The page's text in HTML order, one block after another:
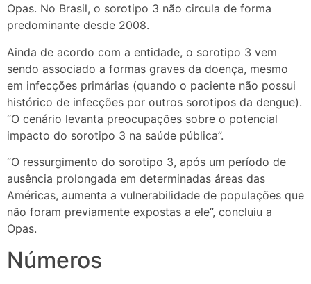
Opas. No Brasil, o sorotipo 3 não circula de forma
predominante desde 2008.
Ainda de acordo com a entidade, o sorotipo 3 vem
sendo associado a formas graves da doença, mesmo
em infecções primárias (quando o paciente não possui
histórico de infecções por outros sorotipos da dengue).
“O cenário levanta preocupações sobre o potencial
impacto do sorotipo 3 na saúde pública”.
“O ressurgimento do sorotipo 3, após um período de
ausência prolongada em determinadas áreas das
Américas, aumenta a vulnerabilidade de populações que
não foram previamente expostas a ele”, concluiu a
Opas.
Números